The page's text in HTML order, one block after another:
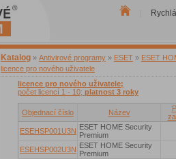
Katalog » Antivirové programy » ESET » ESET
licence pro nového uživatele
licence pro nového uživatele;
počet licencí 1 - 10; platnost 3 roky
Objednací číslo Název
ESEHSP001U3N ESET HOME Security
Premium
ESEHSP002U3N ESET HOME Security
Premium